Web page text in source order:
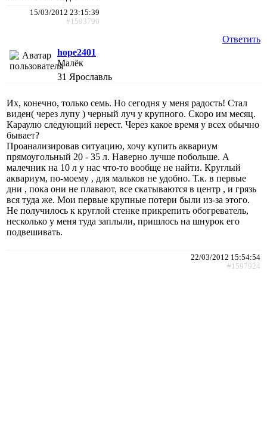
15/03/2012 23:15:39
#1593790
Ответить
hope2401
Малёк
31 Ярославль
Их, конечно, только семь. Но сегодня у меня радость! Стал
виден( через лупу ) черный луч у крупного. Скоро им месяц.
Караулю следующий нерест. Через какое время у всех обычно
бывает?
Проанализировав ситуацию, хочу купить аквариум
прямоугольный 20 - 35 л. Наверно лучше побольше. А
малечник на 10 л у нас что-то вообще не найти. Круглый
аквариум, по-моему , для мальков не удобно. Т.к. в первые
дни , пока они не плавают, все скатываются в центр , и грязь
вся туда же. Мои первые крупные потери были из-за этого.
Не получилось к круглой стенке прикрепить обогреватель,
несколько у меня туда заплыли, пришлось на шнурок его
подвешивать.
22/03/2012 15:54:54
#1597924